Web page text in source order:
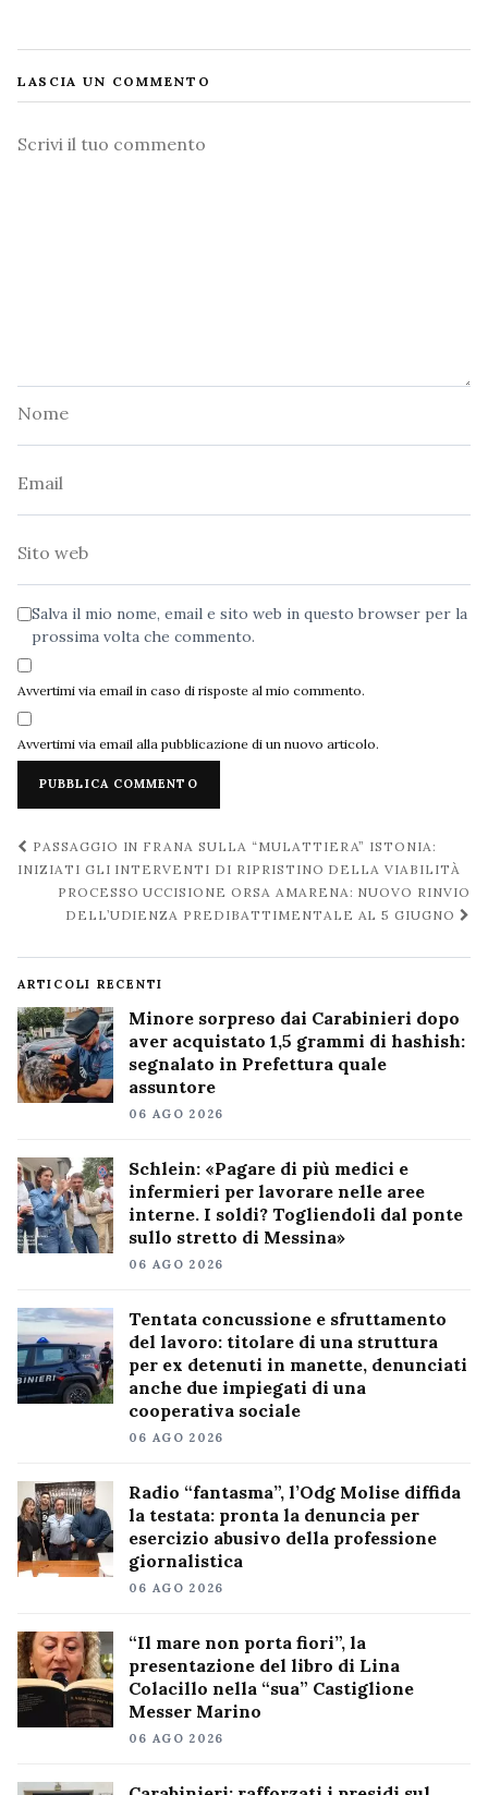
LASCIA UN COMMENTO
Commento
Salva il mio nome, email e sito web in questo browser per la
prossima volta che commento.
Avvertimi via email in caso di risposte al mio commento.
Avvertimi via email alla pubblicazione di un nuovo articolo.
Navigazione
post
PASSAGGIO IN FRANA SULLA “MULATTIERA” ISTONIA:
INIZIATI GLI INTERVENTI DI RIPRISTINO DELLA VIABILITÀ
PROCESSO UCCISIONE ORSA AMARENA: NUOVO RINVIO
DELL’UDIENZA PREDIBATTIMENTALE AL 5 GIUGNO
ARTICOLI RECENTI
Minore sorpreso dai Carabinieri dopo
aver acquistato 1,5 grammi di hashish:
segnalato in Prefettura quale
assuntore
06 AGO 2026
Schlein: «Pagare di più medici e
infermieri per lavorare nelle aree
interne. I soldi? Togliendoli dal ponte
sullo stretto di Messina»
06 AGO 2026
Tentata concussione e sfruttamento
del lavoro: titolare di una struttura
per ex detenuti in manette, denunciati
anche due impiegati di una
cooperativa sociale
06 AGO 2026
Radio “fantasma”, l’Odg Molise diffida
la testata: pronta la denuncia per
esercizio abusivo della professione
giornalistica
06 AGO 2026
“Il mare non porta fiori”, la
presentazione del libro di Lina
Colacillo nella “sua” Castiglione
Messer Marino
06 AGO 2026